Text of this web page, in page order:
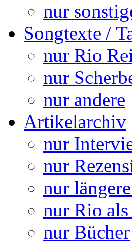
nur
Songtexte /
nur Rio
nur
nur andere
Artikelarchiv
nur
nur
nur
nur Rio
nur Bücher